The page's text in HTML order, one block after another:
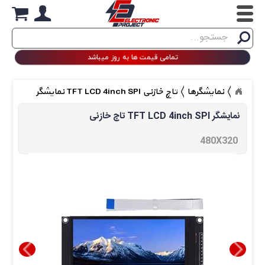
Search
جستجو
تمامی قیمت ها به روز میباشد
نمایشگرها تاچ خازنی TFT LCD 4inch SPI نمایشگر
تاچ خازنی TFT LCD 4inch SPI نمایشگر
480X320